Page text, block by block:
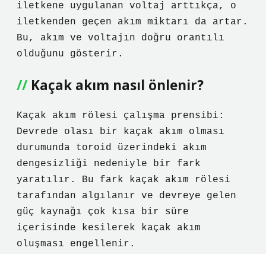
iletkene uygulanan voltaj arttıkça, o
iletkenden geçen akım miktarı da artar.
Bu, akım ve voltajın doğru orantılı
olduğunu gösterir.
Kaçak akım nasıl önlenir?
Kaçak akım rölesi çalışma prensibi:
Devrede olası bir kaçak akım olması
durumunda toroid üzerindeki akım
dengesizliği nedeniyle bir fark
yaratılır. Bu fark kaçak akım rölesi
tarafından algılanır ve devreye gelen
güç kaynağı çok kısa bir süre
içerisinde kesilerek kaçak akım
oluşması engellenir.